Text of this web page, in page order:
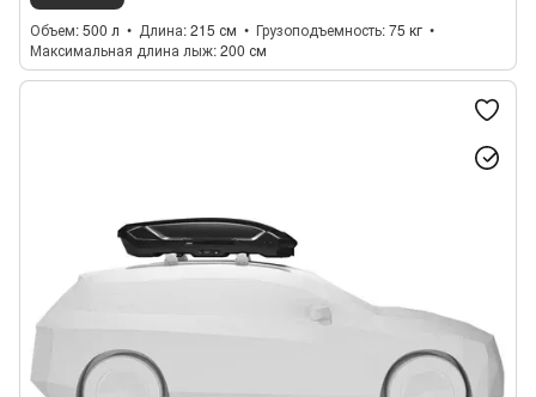
Объем 500 л Длина 215 см Грузоподъемность 75 кг
Максимальная длина лыж 200 см